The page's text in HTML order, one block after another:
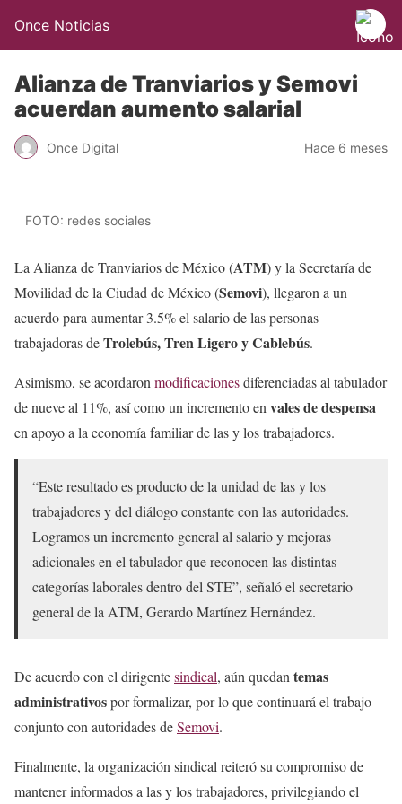
Once Noticias
Alianza de Tranviarios y Semovi
acuerdan aumento salarial
Once Digital Hace 6 meses
FOTO: redes sociales
La Alianza de Tranviarios de México (ATM) y la Secretaría de
Movilidad de la Ciudad de México (Semovi), llegaron a un
acuerdo para aumentar 3.5% el salario de las personas
trabajadoras deTrolebús, Tren Ligero y Cablebús.
Asimismo, se acordaron modificacionesdiferenciadas al tabulador
de nueve al 11%, así como un incremento en vales de despensa
en apoyo a la economía familiar de las y los trabajadores.
“Este resultado es producto de la unidad de las y los
trabajadores y del diálogo constante con las autoridades.
Logramos un incremento general al salario y mejoras
adicionales en el tabulador que reconocen las distintas
categorías laborales dentro del STE”, señaló el secretario
general de la ATM, Gerardo Martínez Hernández.
De acuerdo con el dirigentesindical, aún quedan temas
administrativospor formalizar, por lo que continuará el trabajo
conjunto con autoridades deSemovi.
Finalmente, la organización sindical reiteró su compromiso de
mantener informados a las y los trabajadores, privilegiando el